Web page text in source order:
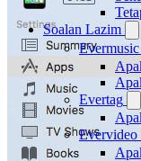
Soalan Lazim
Evermusic
Evertag
Evervideo